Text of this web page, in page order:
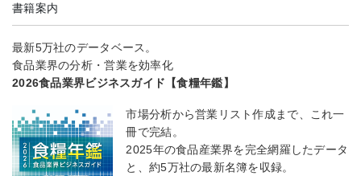
書籍案内
最新5万社のデータベース。
食品業界の分析・営業を効率化
2026食品業界ビジネスガイド【食糧年鑑】
市場分析から営業リスト作成まで、これ一
冊で完結。
2025年の食品産業界を完全網羅したデータ
と、約5万社の最新名簿を収録。